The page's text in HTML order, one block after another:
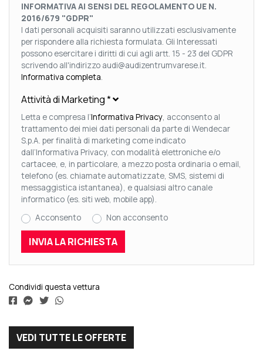
INFORMATIVA AI SENSI DEL REGOLAMENTO UE N.
2016/679 "GDPR"
I dati personali acquisiti saranno utilizzati esclusivamente
per rispondere alla richiesta formulata. Gli Interessati
possono esercitare i diritti di cui agli artt. 15 - 23 del GDPR
scrivendo all'indirizzo audi@audizentrumvarese.it.
Informativa completa.
Attività di Marketing*
Letta e compresa l’Informativa Privacy, acconsento al
trattamento dei miei dati personali da parte di Wendecar
S.p.A. per finalità di marketing come indicato
dall’Informativa Privacy, con modalità elettroniche e/o
cartacee, e, in particolare, a mezzo posta ordinaria o email,
telefono (es. chiamate automatizzate, SMS, sistemi di
messaggistica istantanea), e qualsiasi altro canale
informatico (es. siti web, mobile app).
Acconsento
Non acconsento
Condividi questa vettura
VEDI TUTTE LE OFFERTE